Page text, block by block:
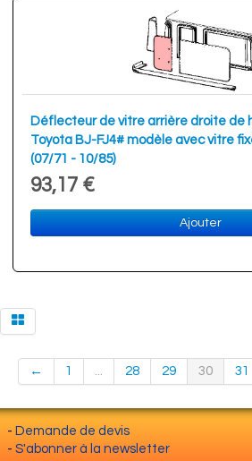
Déflecteur de vitre arrière droite de
Toyota BJ-FJ4# modèle avec vitre
(07/71 - 10/85)
93,17 €
Ajouter
← 1 ... 28 29 30 31
- Demande de devis
- S'abonner à la newsletter